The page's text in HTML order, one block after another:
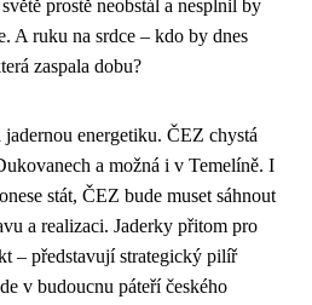
prostě neobstál a nesplnil by
A ruku na srdce – kdo by dnes
zaspala dobu?
energetiku. ČEZ chystá
a možná i v Temelíně. I
stát, ČEZ bude muset sáhnout
a realizaci. Jaderky přitom pro
– představují strategický pilíř
v budoucnu páteří českého